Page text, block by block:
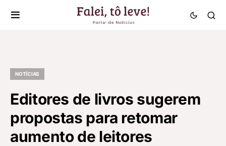
NOTÍCIAS
Editores de livros sugerem
propostas para retomar
aumento de leitores